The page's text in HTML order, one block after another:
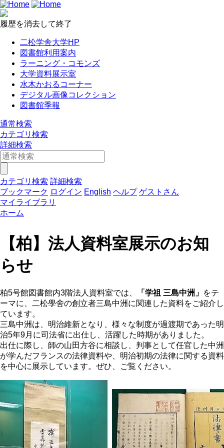
履歴を消去して終了
二松学舎大学HP
図書館利用案内
ラーニング・コモンズ
大学資料展示室
水木かおるコーナー
デジタル画像コレクション
図書館季報
通常検索
カテゴリ検索
詳細検索
カテゴリ検索 詳細検索
ブックマーク ログイン English ヘルプ ゲストさん
マイライブラリ
ホーム
【柏】法人資料室展示のお知
らせ
柏5号館図書館内3階法人資料室では、 「学祖 三島中洲」 をテ
ーマに、二松學舍の創立者三島中洲に関連した資料をご紹介し
ています。
三島中洲は、明治維新となり、様々な制度が過渡期であった明
治5年9月に司法省に出仕し、活躍した時期がありました。
出仕に際し、師の山田方谷に相談し、判事として任官した中洲
が学んだフランスの法律資料や、明治初期の法律に関する資料
を中心に展示しています。ぜひ、ご覧ください。